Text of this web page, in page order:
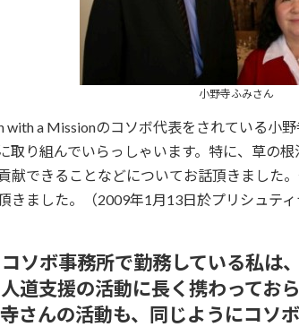
小野寺ふみさん
with a Missionのコソボ代表をされている
取り組んでいらっしゃいます。特に、草の
献できることなどについてお話頂きました
ました。（2009年1月13日於プリシュティ
ソボ事務所で勤務している私は
道支援の活動に長く携わってお
さんの活動も、同じようにコソ